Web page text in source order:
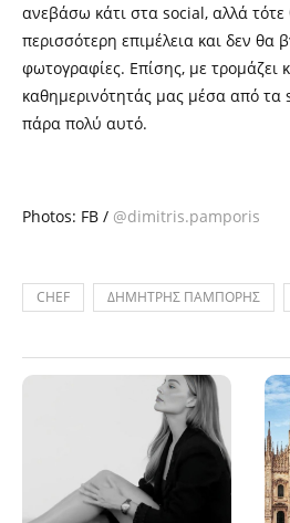
ανεβάσω κάτι στα social, αλλά
περισσότερη επιμέλεια και δεν
φωτογραφίες. Επίσης, με τρομάζει
καθημερινότητάς μας μέσα από
πάρα πολύ αυτό.
Photos: FB / @dimitris.pamporis
CHEF ΔΗΜΗΤΡΗΣ ΠΑΜΠΟΡΗΣ